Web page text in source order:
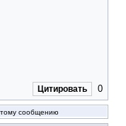
Цитировать 0
сообщению